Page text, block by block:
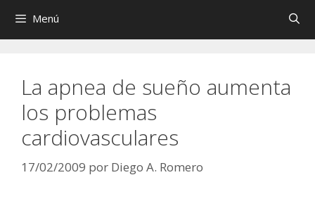
Menú
La apnea de sueño aumenta
los problemas
cardiovasculares
17/02/2009 por Diego A. Romero